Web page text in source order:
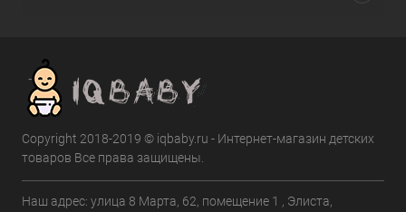
Copyright 2018-2019 © iqbaby.ru - Интернет-магазин детских
товаров Все права защищены.
Наш адрес: улица 8 Марта, 62, помещение 1 , Элиста,